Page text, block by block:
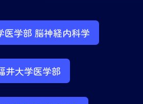
医学部 脳神経内科学
井大学医学部